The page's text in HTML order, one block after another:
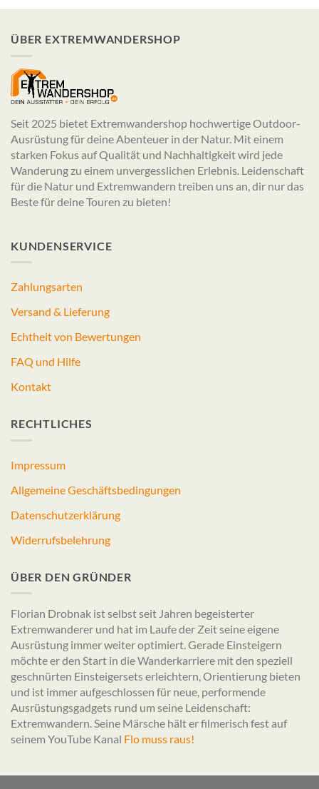
ÜBER EXTREMWANDERSHOP
Seit 2025 bietet Extremwandershop hochwertige Outdoor-
Ausrüstung für deine Abenteuer in der Natur. Mit einem
starken Fokus auf Qualität und Nachhaltigkeit wird jede
Wanderung zu einem unvergesslichen Erlebnis. Leidenschaft
für die Natur und Extremwandern treiben uns an, dir nur das
Beste für deine Touren zu bieten!
KUNDENSERVICE
Zahlungsarten
Versand & Lieferung
Echtheit von Bewertungen
FAQ und Hilfe
Kontakt
RECHTLICHES
Impressum
Allgemeine Geschäftsbedingungen
Datenschutzerklärung
Widerrufsbelehrung
ÜBER DEN GRÜNDER
Florian Drobnak ist selbst seit Jahren begeisterter
Extremwanderer und hat im Laufe der Zeit seine eigene
Ausrüstung immer weiter optimiert. Gerade Einsteigern
möchte er den Start in die Wanderkarriere mit den speziell
geschnürten Einsteigersets erleichtern, Orientierung bieten
und ist immer aufgeschlossen für neue, performende
Ausrüstungsgadgets rund um seine Leidenschaft:
Extremwandern. Seine Märsche hält er filmerisch fest auf
seinem YouTube Kanal Flo muss raus!